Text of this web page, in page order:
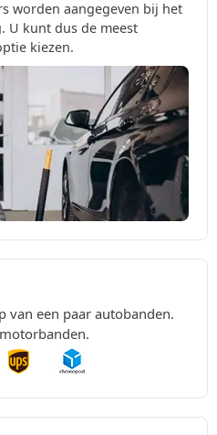
worden aangegeven bij het
U kunt dus de meest
kiezen.
van een paar autobanden.